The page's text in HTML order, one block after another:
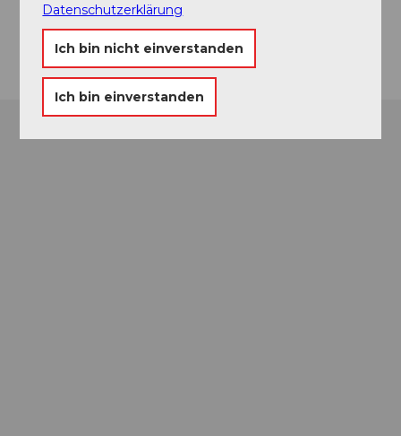
Anreise
Datenschutzerklärung
Ich bin nicht einverstanden
Ich bin einverstanden